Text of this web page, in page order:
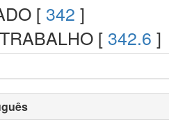
[ 342 ]
[ 342.6 ]